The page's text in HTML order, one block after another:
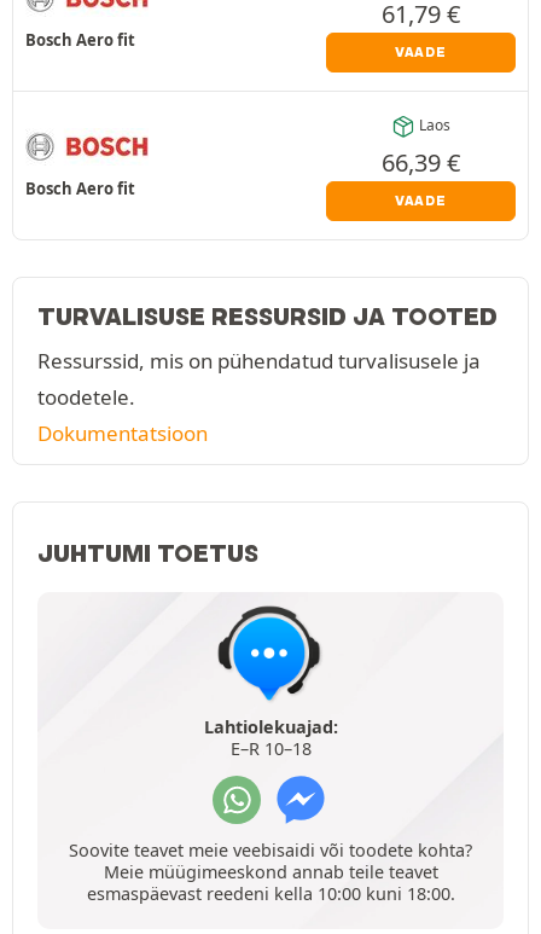
Bosch Aero fit
61,79€
VAADE
Bosch Aero fit
Laos
66,39€
VAADE
TURVALISUSE RESSURSID JA TOOTED
Ressurssid, mis on pühendatud turvalisusele ja
toodetele.
Dokumentatsioon
JUHTUMI TOETUS
Lahtiolekuajad:
E–R 10–18
Soovite teavet meie veebisaidi või toodete kohta?
Meie müügimeeskond annab teile teavet
esmaspäevast reedeni kella 10:00 kuni 18:00.